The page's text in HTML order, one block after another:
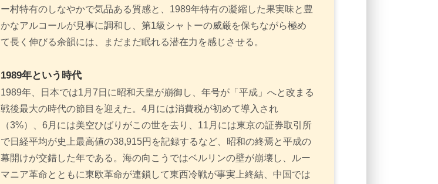
ー村特有のしなやかで気品ある質感と、1989年特有の凝縮した果実味と豊
かなアルコールが見事に調和し、第1級シャトーの威厳を保ちながら極め
て長く伸びる余韻には、まだまだ眠れる潜在力を感じさせる。
1989年という時代
1989年、日本では1月7日に昭和天皇が崩御し、年号が「平成」へと改まる
戦後最大の時代の節目を迎えた。4月には消費税が初めて導入され
（3%）、6月には美空ひばりがこの世を去り、11月には東京の証券取引所
で日経平均が史上最高値の38,915円を記録するなど、昭和の終焉と平成の
幕開けが交錯した年である。海の向こうではベルリンの壁が崩壊し、ルー
マニア革命とともに東欧革命が連鎖して東西冷戦が事実上終結、中国では